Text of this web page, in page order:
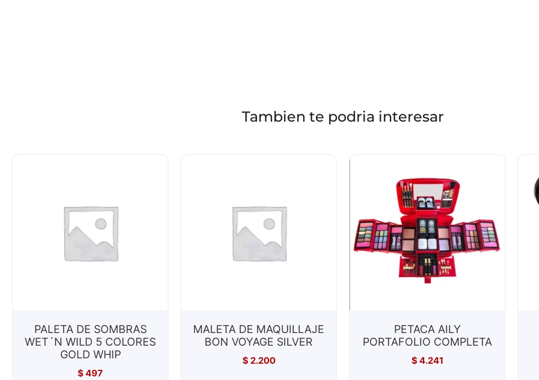
Tambien te podria interesar
PALETA DE SOMBRAS
WET´N WILD 5 COLORES
GOLD WHIP
$497
MALETA DE MAQUILLAJE
BON VOYAGE SILVER
$2.200
PETACA AILY
PORTAFOLIO COMPLETA
$4.241